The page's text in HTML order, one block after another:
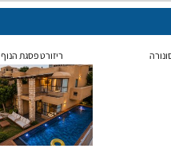
ריזורט פסגת הנוף